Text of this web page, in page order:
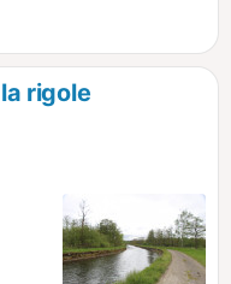
depuis le belvédère.
rigole